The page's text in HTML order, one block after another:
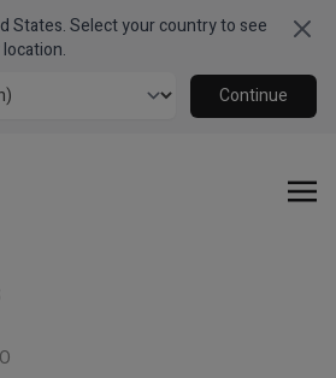
States. Select your country to see
Continue